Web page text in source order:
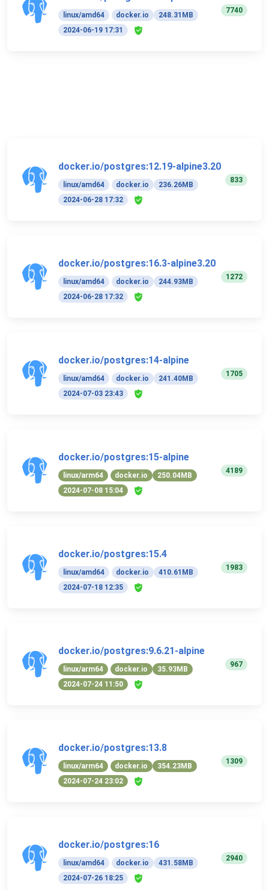
linux/amd64 docker.io
248.31MB
2024-06-19 17:31
7740
docker.io/postgres:12.19-alpine3.20
linux/amd64 docker.io
236.26MB
2024-06-28 17:32
833
docker.io/postgres:16.3-alpine3.20
linux/amd64 docker.io
244.93MB
2024-06-28 17:32
1272
docker.io/postgres:14-alpine
linux/amd64 docker.io
241.40MB
2024-07-03 23:43
1705
docker.io/postgres:15-alpine
linux/arm64 docker.io
250.04MB
2024-07-08 15:04
4189
docker.io/postgres:15.4
linux/amd64 docker.io
410.61MB
2024-07-18 12:35
1983
docker.io/postgres:9.6.21-alpine
linux/arm64 docker.io
35.93MB
2024-07-24 11:50
967
docker.io/postgres:13.8
linux/arm64 docker.io
354.23MB
2024-07-24 23:02
1309
docker.io/postgres:16
linux/amd64 docker.io
431.58MB
2024-07-26 18:25
2940